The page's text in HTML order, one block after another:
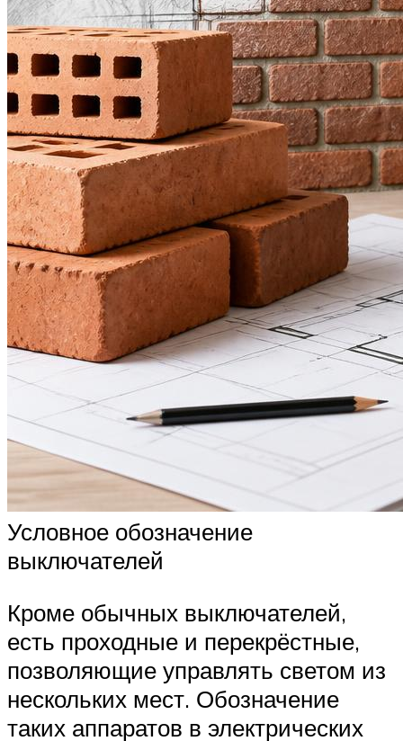
Условное обозначение
выключателей
Кроме обычных выключателей,
есть проходные и перекрёстные,
позволяющие управлять светом из
нескольких мест. Обозначение
таких аппаратов в электрических